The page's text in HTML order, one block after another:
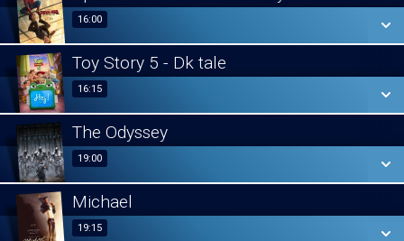
SE ALLE DAGE
LÆS MERE
16:00
SE ALLE DAGE
LÆS MERE
Toy Story 5 - Dk tale
16:15
SE ALLE DAGE
LÆS MERE
The Odyssey
19:00
SE ALLE DAGE
Michael
19:15